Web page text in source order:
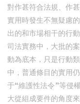
對作甚符合法規、作
實用時發生不無疑慮
出的和市場相干的行
司法實務中，大批的
動為底本，只是行動
中，普通條目的實用
于“維護性法令”等侵
大從組成要件的角度